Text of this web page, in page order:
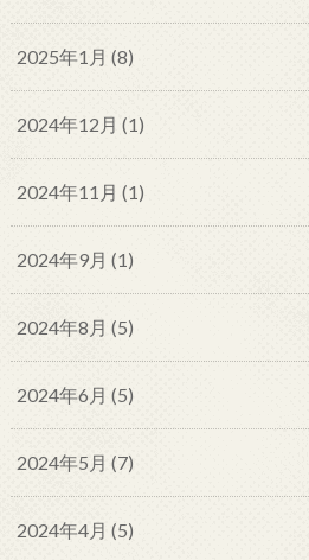
2025年1月 (8)
2024年12月 (1)
2024年11月 (1)
2024年9月 (1)
2024年8月 (5)
2024年6月 (5)
2024年5月 (7)
2024年4月 (5)